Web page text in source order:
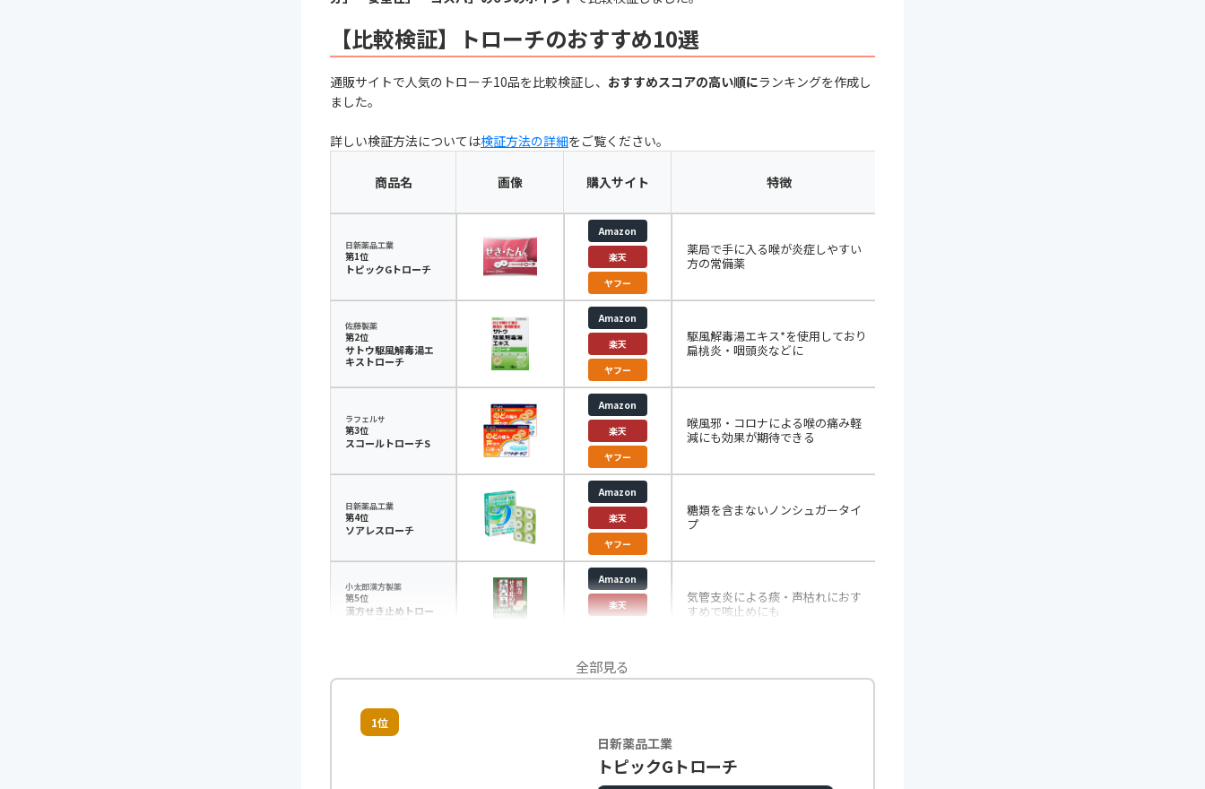
【比較検証】トローチのおすすめ10選
通販サイトで人気のトローチ10品を比較検証し、 おすすめスコアの高い順にランキングを作成し
ました。
詳しい検証方法については検証方法の詳細をご覧ください。
商品名 画像 購入サイト 特徴
日新薬品工業
第1位
トピックGトローチ
Amazon
楽天
ヤフー
薬局で手に入る喉が炎症しやすい
方の常備薬
佐藤製薬
第2位
サトウ駆風解毒湯エ
キストローチ
Amazon
楽天
ヤフー
駆風解毒湯エキス*を使用しており
扁桃炎・咽頭炎などに
ラフェルサ
第3位
スコールトローチS
Amazon
楽天
ヤフー
喉風邪・コロナによる喉の痛み軽
減にも効果が期待できる
日新薬品工業
第4位
ソアレスローチ
Amazon
楽天
ヤフー
糖類を含まないノンシュガータイ
プ
小太郎漢方製薬
第5位
漢方せき止めトロー
Amazon
楽天
気管支炎による痰・声枯れにおす
すめで咳止めにも
全部見る
1位
日新薬品工業
トピックGトローチ